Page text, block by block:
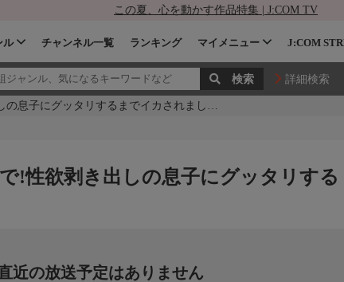
この夏、心を動かす作品特集 | J:COM TV
ル チャンネル一覧 ランキング マイメニュー J:COM
詳細検索
の息子にグッタリするまでイカされまし…
!性欲剥き出しの息子にグッタリする
近の放送予定はありません